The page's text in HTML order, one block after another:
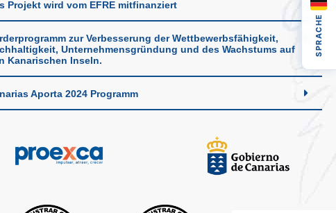
Projekt wird vom EFRE mitfinanziert
zur Verbesserung der Wettbewerbsfähigkeit,
Unternehmensgründung und des Wachstums auf
Kanarischen Inseln.
Aporta 2024 Programm
SPRACHE